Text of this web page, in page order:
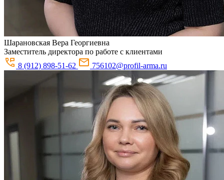
Шарановская Вера Георгиевна
Заместитель директора по работе с клиентами
8 (912) 898-51-62
756102@profil-arma.ru